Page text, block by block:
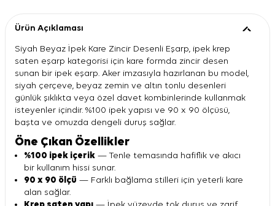
Ürün Açıklaması
Siyah Beyaz İpek Kare Zincir Desenli Eşarp, ipek krep
saten eşarp kategorisi için kare formda zincir desen
sunan bir ipek eşarp. Aker imzasıyla hazırlanan bu model,
siyah çerçeve, beyaz zemin ve altın tonlu desenleri
günlük şıklıkta veya özel davet kombinlerinde kullanmak
isteyenler içindir. %100 ipek yapısı ve 90 x 90 ölçüsü,
başta ve omuzda dengeli duruş sağlar.
Öne Çıkan Özellikler
%100 ipek içerik — Tenle temasında hafiflik ve akıcı
bir kullanım hissi sunar.
90 x 90 ölçü — Farklı bağlama stilleri için yeterli kare
alan sağlar.